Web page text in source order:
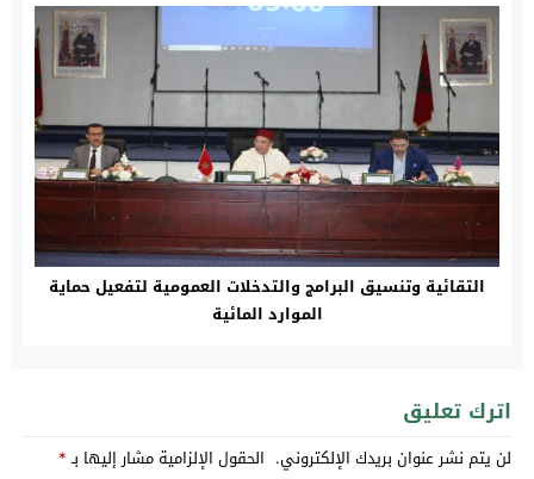
التقائية وتنسيق البرامج والتدخلات العمومية لتفعيل حماية
الموارد المائية
اترك تعليق
لن يتم نشر عنوان بريدك الإلكتروني. الحقول الإلزامية مشار إليها بـ*